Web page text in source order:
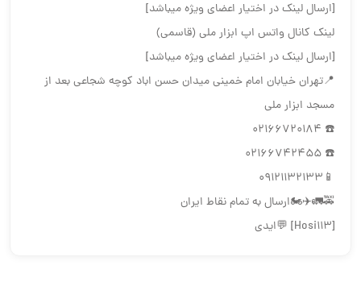
[ارسال لینک در اختیار اعضای ویژه میباشد]
لینک کانال واتس اپ ابزار ملی (قاسمی)
[ارسال لینک در اختیار اعضای ویژه میباشد]
📍تهران خیابان امام خمینی میدان حسن اباد کوچه شجاعی بعد از
مسجد ابزار ملی
☎️ 02166720184
☎️ 02166742455
📱09121132133
🚕🚛✈️🏍ارسال به تمام نقاط ایران
[Hosi113] 💬ایدی